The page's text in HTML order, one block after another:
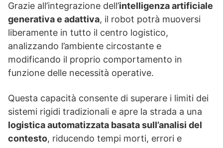
Grazie all’integrazione dell’intelligenza artificiale
generativa e adattiva, il robot potrà muoversi
liberamente in tutto il centro logistico,
analizzando l’ambiente circostante e
modificando il proprio comportamento in
funzione delle necessità operative.
Questa capacità consente di superare i limiti dei
sistemi rigidi tradizionali e apre la strada a una
logistica automatizzata basata sull’analisi del
contesto, riducendo tempi morti, errori e